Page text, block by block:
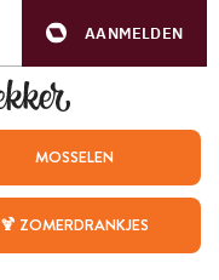
AANMELDEN
MOSSELEN
🍹 ZOMERDRANKJES